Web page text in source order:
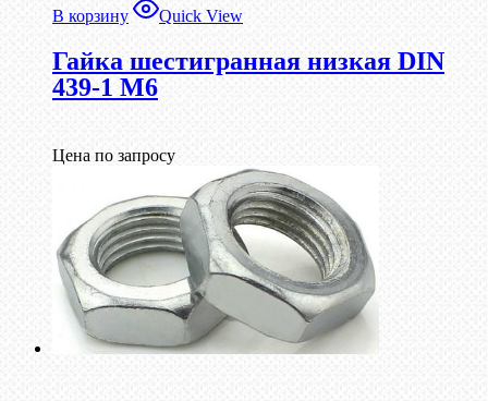
В корзину Quick View
Гайка шестигранная низкая DIN
439-1 М6
Цена по запросу